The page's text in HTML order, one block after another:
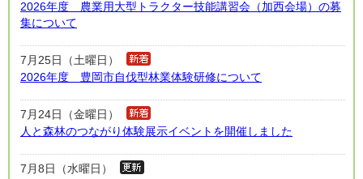
2026年度 農業用大型トラクター技能講習会（加西会場）の募
集について
7月25日（土曜日）
2026年度 豊岡市自伐型林業体験研修について
7月24日（金曜日）
人と森林のつながり体験展示イベントを開催しました
7月8日（水曜日）